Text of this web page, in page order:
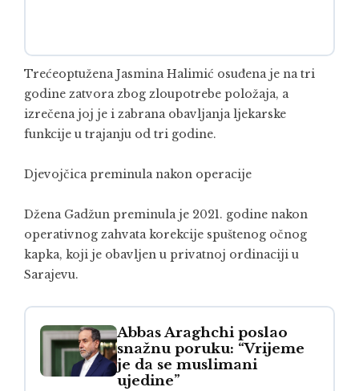
Trećeoptužena Jasmina Halimić osuđena je na tri
godine zatvora zbog zloupotrebe položaja, a
izrečena joj je i zabrana obavljanja ljekarske
funkcije u trajanju od tri godine.
Djevojčica preminula nakon operacije
Džena Gadžun preminula je 2021. godine nakon
operativnog zahvata korekcije spuštenog očnog
kapka, koji je obavljen u privatnoj ordinaciji u
Sarajevu.
Abbas Araghchi poslao
snažnu poruku: “Vrijeme
je da se muslimani
ujedine”